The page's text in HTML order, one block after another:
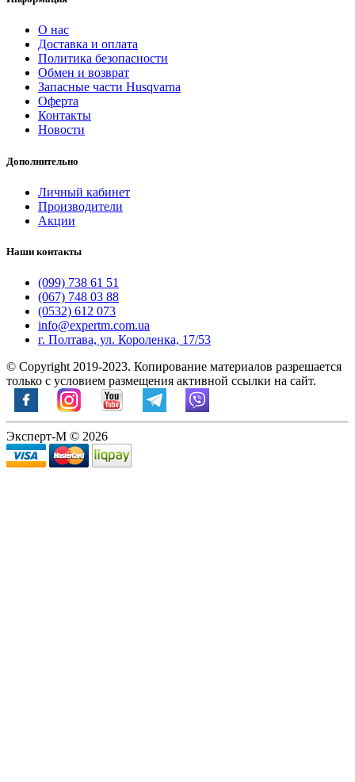
О нас
Доставка и оплата
Политика безопасности
Обмен и возврат
Запасные части Husqvarna
Оферта
Контакты
Новости
Дополнительно
Личный кабинет
Производители
Акции
Наши контакты
(099) 738 61 51
(067) 748 03 88
(0532) 612 073
info@expertm.com.ua
г. Полтава, ул. Короленка, 17/53
© Copyright 2019-2023. Копирование материалов разрешается
только с условием размещения активной ссылки на сайт.
Эксперт-М © 2026